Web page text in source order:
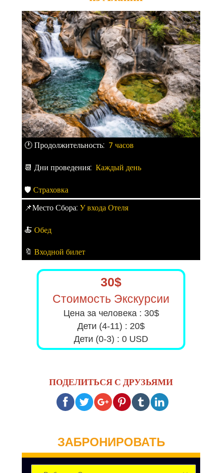
🕐 Продолжительность: 7 часов
📆 Дни проведения: Каждый день
🛡 Страховка
📌Место Сбора:У входа Отеля
🍝 Обед
🔖 Входной билет
ЗАБРОНИРОВАТЬ
30$
Стоимость Экскурсии
Цена за человека : 30$
Дети (4-11) : 20$
Дети (0-3) : 0 USD
ПОДЕЛИТЬСЯ С ДРУЗЬЯМИ